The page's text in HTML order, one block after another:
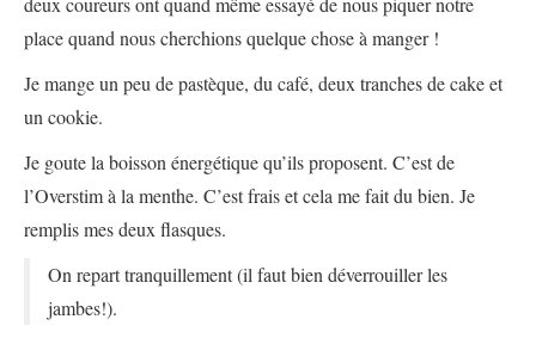
place quand nous cherchions quelque chose à manger !
Je mange un peu de pastèque, du café, deux tranches de cake et
un cookie.
Je goute la boisson énergétique qu’ils proposent. C’est de
l’Overstim à la menthe. C’est frais et cela me fait du bien. Je
remplis mes deux flasques.
On repart tranquillement (il faut bien déverrouiller les
jambes!).